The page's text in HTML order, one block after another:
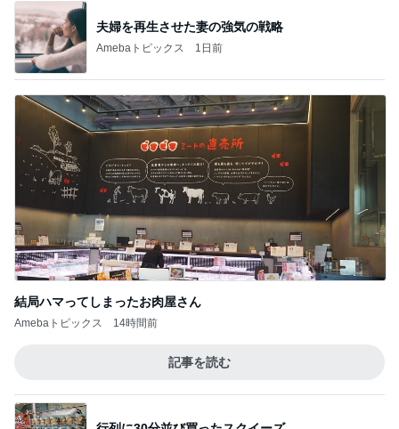
夫婦を再生させた妻の強気の戦略
Amebaトピックス 1日前
結局ハマってしまったお肉屋さん
Amebaトピックス 14時間前
記事を読む